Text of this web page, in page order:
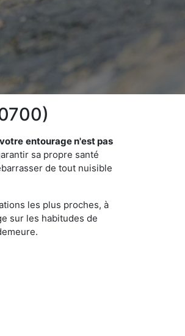
entourage n'est pas
sa propre santé
de tout nuisible
les plus proches, à
sur les habitudes de